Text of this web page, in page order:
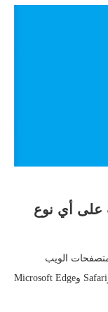
على أي نوع
الويب
الشائعة، بما في ذلك Google Chrome وFirefox وSafari وMicrosoft Edge